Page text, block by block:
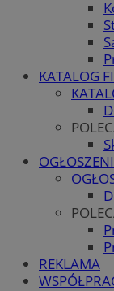
KATALOG
REKLAMA